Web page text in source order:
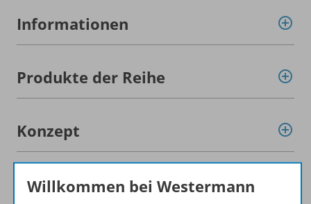
Informationen
Produkte der Reihe
Konzept
Empfehlungen der Redaktion
Willkommen bei Westermann